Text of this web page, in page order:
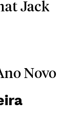
Jack
Novo